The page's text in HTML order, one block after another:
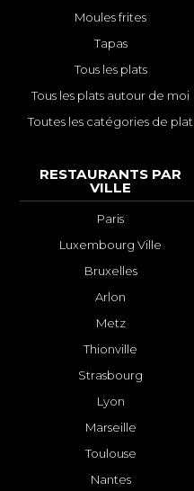
Moules frites
Tapas
Tous les plats
Tous les plats autour de moi
Toutes les catégories de plat
RESTAURANTS PAR
VILLE
Paris
Luxembourg Ville
Bruxelles
Arlon
Metz
Thionville
Strasbourg
Lyon
Marseille
Toulouse
Nantes